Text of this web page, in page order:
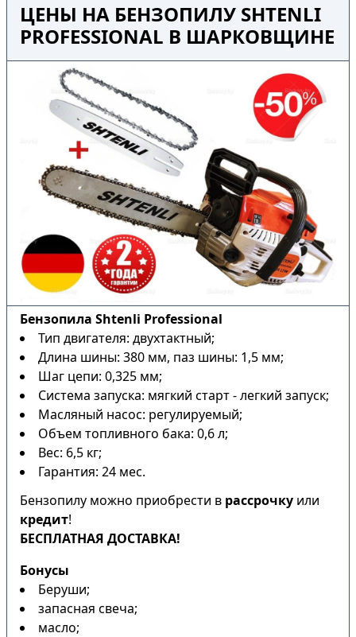
ЦЕНЫ НА БЕНЗОПИЛУ SHTENLI
PROFESSIONAL В ШАРКОВЩИНЕ
Бензопила Shtenli Professional
Тип двигателя: двухтактный;
Длина шины: 380 мм, паз шины: 1,5 мм;
Шаг цепи: 0,325 мм;
Система запуска: мягкий старт - легкий запуск;
Масляный насос: регулируемый;
Объем топливного бака: 0,6 л;
Вес: 6,5 кг;
Гарантия: 24 мес.
Бензопилу можно приобрести в рассрочку или
кредит!
БЕСПЛАТНАЯ ДОСТАВКА!
Бонусы
Беруши;
запасная свеча;
масло;